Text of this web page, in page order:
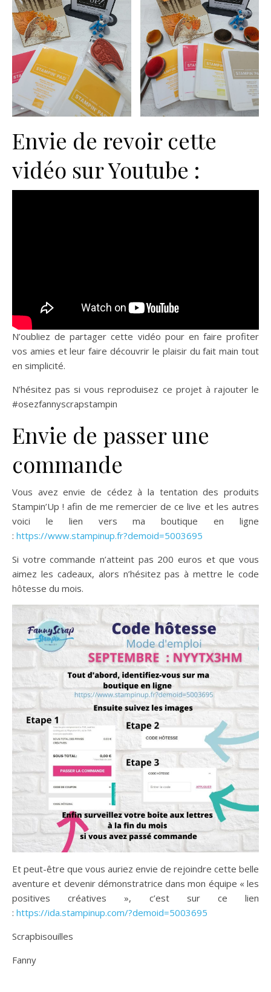
Envie de revoir cette
vidéo sur Youtube :
N’oubliez de partager cette vidéo pour en faire profiter
vos amies et leur faire découvrir le plaisir du fait main tout
en simplicité.
N’hésitez pas si vous reproduisez ce projet à rajouter le
#osezfannyscrapstampin
Envie de passer une
commande
Vous avez envie de cédez à la tentation des produits
Stampin’Up ! afin de me remercier de ce live et les autres
voici le lien vers ma boutique en ligne
: https://www.stampinup.fr?demoid=5003695
Si votre commande n’atteint pas 200 euros et que vous
aimez les cadeaux, alors n’hésitez pas à mettre le code
hôtesse du mois.
Et peut-être que vous auriez envie de rejoindre cette belle
aventure et devenir démonstratrice dans mon équipe « les
positives créatives », c’est sur ce lien
: https://ida.stampinup.com/?demoid=5003695
Scrapbisouilles
Fanny